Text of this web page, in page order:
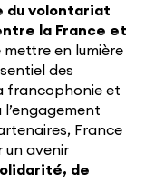
du volontariat
la France et
mettre en lumière
des
francophonie et
France
un avenir
de